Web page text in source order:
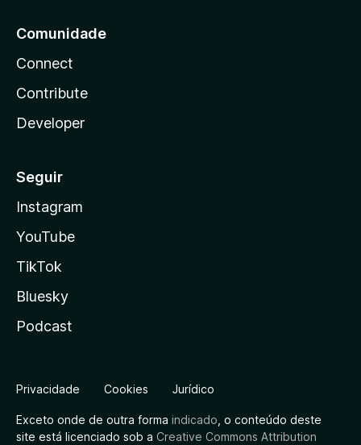
Comunidade
Connect
Contribute
Developer
Seguir
Instagram
YouTube
TikTok
Bluesky
Podcast
Privacidade Cookies Jurídico
Exceto onde de outra forma indicado , o conteúdo deste
site está licenciado sob a Creative Commons Attribution